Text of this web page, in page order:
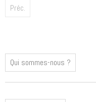
Préc.
Qui sommes-nous ?